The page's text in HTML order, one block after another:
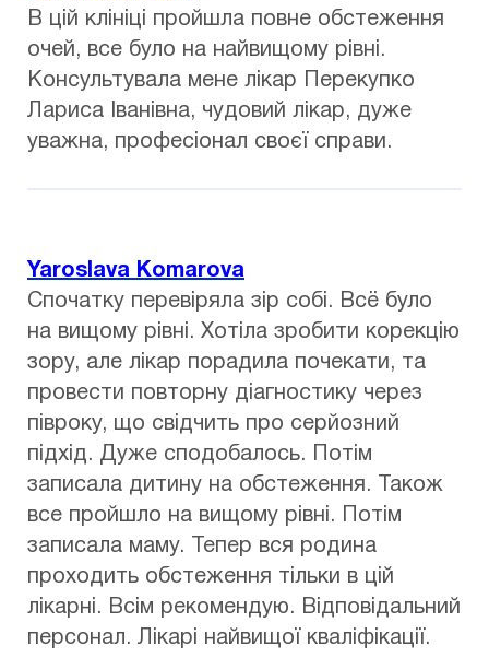
В цій клініці пройшла повне обстеження
очей, все було на найвищому рівні.
Консультувала мене лікар Перекупко
Лариса Іванівна, чудовий лікар, дуже
уважна, професіонал своєї справи.
Yaroslava Komarova
Спочатку перевіряла зір собі. Всё було
на вищому рівні. Хотіла зробити корекцію
зору, але лікар порадила почекати, та
провести повторну діагностику через
півроку, що свідчить про серйозний
підхід. Дуже сподобалось. Потім
записала дитину на обстеження. Також
все пройшло на вищому рівні. Потім
записала маму. Тепер вся родина
проходить обстеження тільки в цій
лікарні. Всім рекомендую. Відповідальний
персонал. Лікарі найвищої кваліфікації.